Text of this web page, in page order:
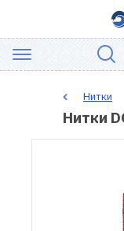
ШВЕЙНЕ
Нитки
Нитки